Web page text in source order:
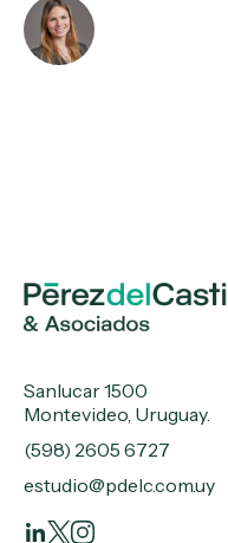
Sanlucar 1500
Montevideo, Uruguay.
(598) 2605 6727
estudio@pdelc.com.uy